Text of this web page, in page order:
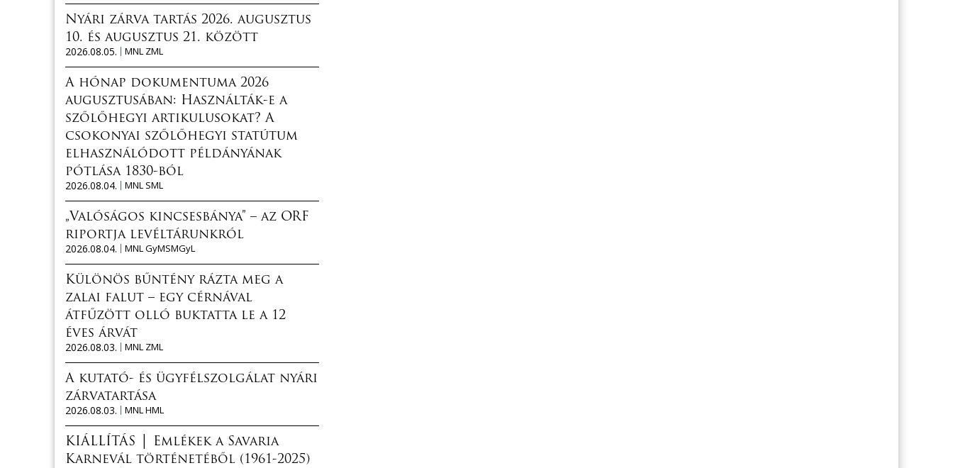
Nyári zárva tartás 2026. augusztus
10. és augusztus 21. között
2026.08.05.
MNL ZML
A hónap dokumentuma 2026
augusztusában: Használták-e a
szőlőhegyi artikulusokat? A
csokonyai szőlőhegyi statútum
elhasználódott példányának
pótlása 1830-ból
2026.08.04.
MNL SML
„Valóságos kincsesbánya” – az ORF
riportja levéltárunkról
2026.08.04.
MNL GyMSMGyL
Különös bűntény rázta meg a
zalai falut – egy cérnával
átfűzött olló buktatta le a 12
éves árvát
2026.08.03.
MNL ZML
A kutató- és ügyfélszolgálat nyári
zárvatartása
2026.08.03.
MNL HML
KIÁLLÍTÁS │ Emlékek a Savaria
Karnevál történetéből (1961-2025)